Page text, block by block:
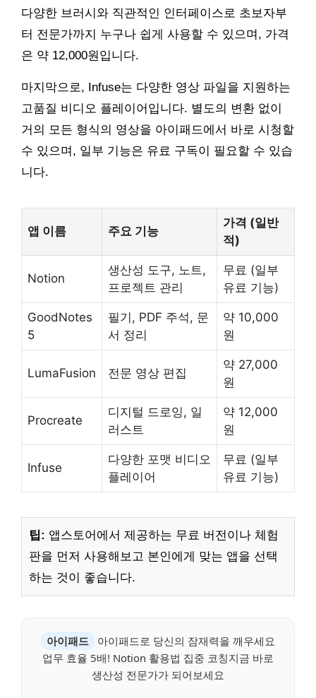
다양한 브러시와 직관적인 인터페이스로 초보자부
터 전문가까지 누구나 쉽게 사용할 수 있으며, 가격
은 약 12,000원입니다.
마지막으로, Infuse는 다양한 영상 파일을 지원하는
고품질 비디오 플레이어입니다. 별도의 변환 없이
거의 모든 형식의 영상을 아이패드에서 바로 시청할
수 있으며, 일부 기능은 유료 구독이 필요할 수 있습
니다.
앱 이름 주요 기능
가격 (일반
적)
Notion
생산성 도구, 노트,
프로젝트 관리
무료 (일부
유료 기능)
GoodNotes
5
필기, PDF 주석, 문
서 정리
약 10,000
원
LumaFusion 전문 영상 편집
약 27,000
원
Procreate
디지털 드로잉, 일
러스트
약 12,000
원
Infuse
다양한 포맷 비디오
플레이어
무료 (일부
유료 기능)
팁: 앱스토어에서 제공하는 무료 버전이나 체험
판을 먼저 사용해보고 본인에게 맞는 앱을 선택
하는 것이 좋습니다.
아이패드
아이패드로 당신의 잠재력을 깨우세요
업무 효율 5배! Notion 활용법 집중 코칭지금 바로
생산성 전문가가 되어보세요